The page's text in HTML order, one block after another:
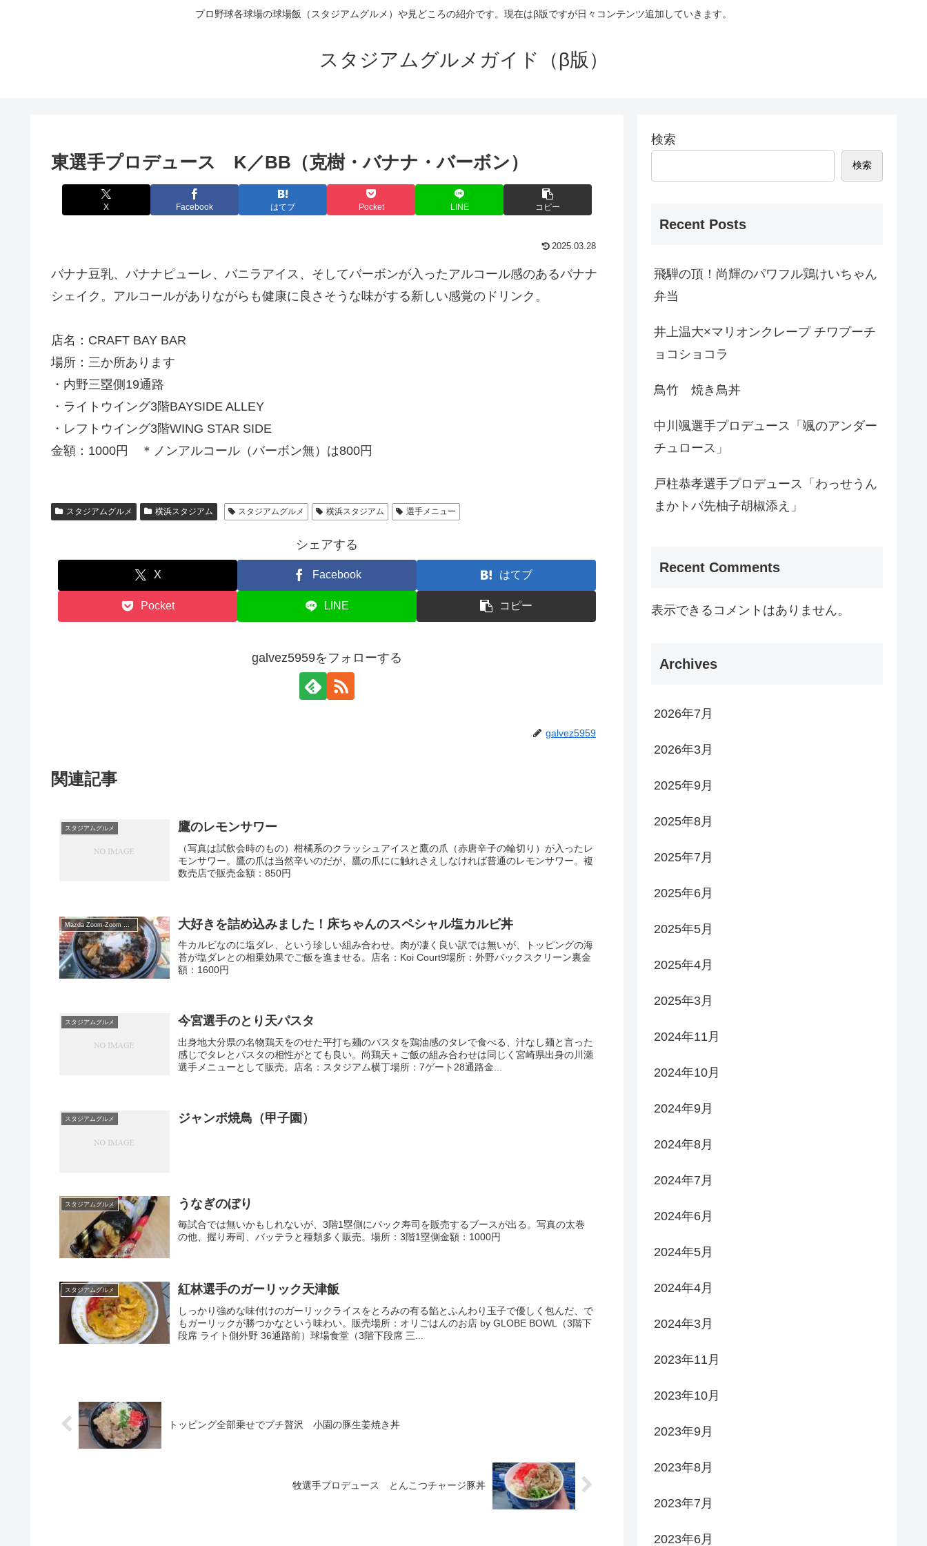
プロ野球各球場の球場飯（スタジアムグルメ）や見どころの紹介です。現在はβ版ですが日々コンテンツ追加していきます。
スタジアムグルメガイド（β版）
東選手プロデュース K／BB（克樹・バナナ・バーボン）
X Facebook はてブ Pocket LINE コピー
2025.03.28
バナナ豆乳、バナナピューレ、バニラアイス、そしてバーボンが入ったアルコール感のあるバナナ
シェイク。アルコールがありながらも健康に良さそうな味がする新しい感覚のドリンク。
店名：CRAFT BAY BAR
場所：三か所あります
・内野三塁側19通路
・ライトウイング3階BAYSIDE ALLEY
・レフトウイング3階WING STAR SIDE
金額：1000円 ＊ノンアルコール（バーボン無）は800円
スタジアムグルメ 横浜スタジアム スタジアムグルメ 横浜スタジアム 選手メニュー
シェアする
X Facebook はてブ
Pocket LINE コピー
galvez5959をフォローする
galvez5959
関連記事
スタジアムグルメ 鷹のレモンサワー
（写真は試飲会時のもの）柑橘系のクラッシュアイスと鷹の爪（赤唐辛子の輪切り）が入ったレ
モンサワー。鷹の爪は当然辛いのだが、鷹の爪にに触れさえしなければ普通のレモンサワー。複
数売店で販売金額：850円
Mazda Zoom-Zoom スタジアム広島 大好きを詰め込みました！床ちゃんのスペシャル塩カルビ丼
牛カルビなのに塩ダレ、という珍しい組み合わせ。肉が凄く良い訳では無いが、トッピングの海
苔が塩ダレとの相乗効果でご飯を進ませる。店名：Koi Court9場所：外野バックスクリーン裏金
額：1600円
スタジアムグルメ 今宮選手のとり天パスタ
出身地大分県の名物鶏天をのせた平打ち麺のパスタを鶏油感のタレで食べる、汁なし麺と言った
感じでタレとパスタの相性がとても良い。尚鶏天＋ご飯の組み合わせは同じく宮崎県出身の川瀬
選手メニューとして販売。店名：スタジアム横丁場所：7ゲート28通路金...
スタジアムグルメ ジャンボ焼鳥（甲子園）
スタジアムグルメ うなぎのぼり
毎試合では無いかもしれないが、3階1塁側にパック寿司を販売するブースが出る。写真の太巻
の他、握り寿司、バッテラと種類多く販売。場所：3階1塁側金額：1000円
スタジアムグルメ 紅林選手のガーリック天津飯
しっかり強めな味付けのガーリックライスをとろみの有る餡とふんわり玉子で優しく包んだ、で
もガーリックが勝つかなという味わい。販売場所：オリごはんのお店 by GLOBE BOWL（3階下
段席 ライト側外野 36通路前）球場食堂（3階下段席 三...
トッピング全部乗せでプチ贅沢 小園の豚生姜焼き丼
牧選手プロデュース とんこつチャージ豚丼
検索
検索
Recent Posts
飛騨の頂！尚輝のパワフル鶏けいちゃん
弁当
井上温大×マリオンクレープ チワプーチ
ョコショコラ
鳥竹 焼き鳥丼
中川颯選手プロデュース「颯のアンダー
チュロース」
戸柱恭孝選手プロデュース「わっせうん
まかトバ先柚子胡椒添え」
Recent Comments
表示できるコメントはありません。
Archives
2026年7月
2026年3月
2025年9月
2025年8月
2025年7月
2025年6月
2025年5月
2025年4月
2025年3月
2024年11月
2024年10月
2024年9月
2024年8月
2024年7月
2024年6月
2024年5月
2024年4月
2024年3月
2023年11月
2023年10月
2023年9月
2023年8月
2023年7月
2023年6月